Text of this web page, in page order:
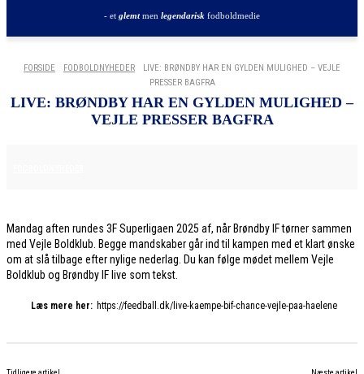
- et glemtmen legendarisk fodboldmedie
FORSIDE FODBOLDNYHEDER
LIVE: BRØNDBY HAR EN GYLDEN MULIGHED – VEJLE
PRESSER BAGFRA
LIVE: BRØNDBY HAR EN GYLDEN MULIGHED –
VEJLE PRESSER BAGFRA
Mandag aften rundes 3F Superligaen 2025 af, når Brøndby IF tørner sammen
med Vejle Boldklub. Begge mandskaber går ind til kampen med et klart ønske
om at slå tilbage efter nylige nederlag. Du kan følge mødet mellem Vejle
Boldklub og Brøndby IF live som tekst.
Læs mere her: https://feedball.dk/live-kaempe-bif-chance-vejle-paa-haelene